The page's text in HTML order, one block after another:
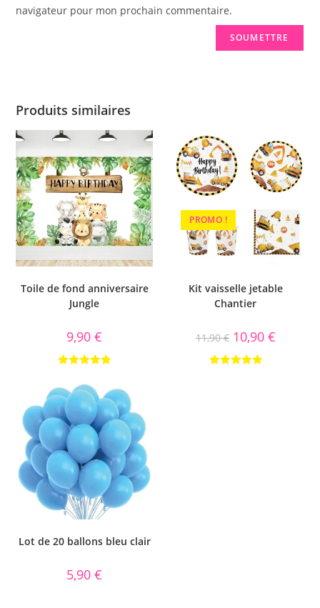
navigateur pour mon prochain commentaire.
Produits similaires
Toile de fond anniversaire
Jungle
9,90€
sur 5
PROMO !
Kit vaisselle jetable
Chantier
11,90€ 10,90 €
Lot de 20 ballons bleu clair
5,90€